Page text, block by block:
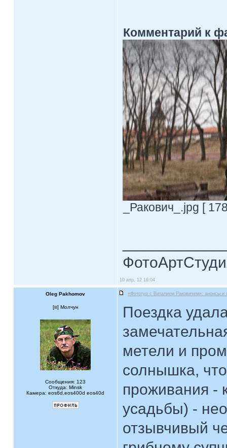
Комментарий к
_Ракович_.jpg [
10 апр, 12 16:04
Oleg Pakhomov «Фототур с Виталием Раковичем»: анонсы и
[ ] Молчун
Сообщения: 123
Откуда: Minsk
Камера: eos6d,eos400d eos40d
Поездка
метели и
солнышка,
проживания -
усадьбы) -
отзывчивый